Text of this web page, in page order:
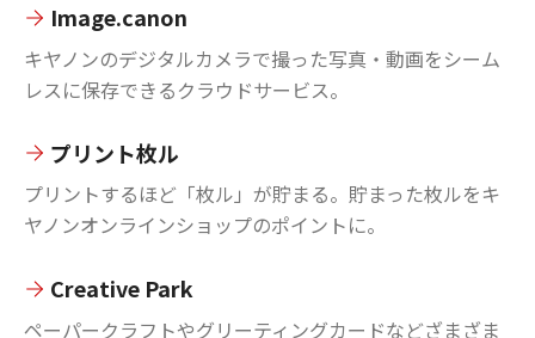
Image.canon
キヤノンのデジタルカメラで撮った写真・動画をシーム
レスに保存できるクラウドサービス。
プリント枚ル
プリントするほど「枚ル」が貯まる。貯まった枚ルをキ
ヤノンオンラインショップのポイントに。
Creative Park
ペーパークラフトやグリーティングカードなどざまざま